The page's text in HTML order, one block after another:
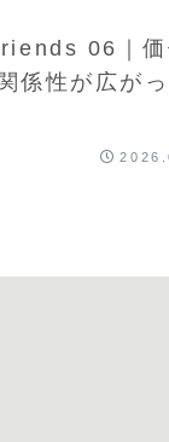
06｜価
係性が広が